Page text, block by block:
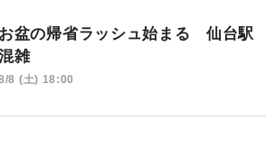
お盆の帰省ラッシュ始まる 仙台駅
雑
8 (土) 18:00